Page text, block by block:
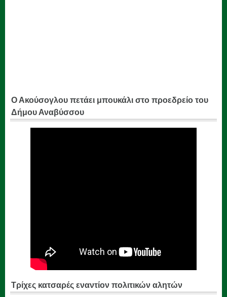
Ο Ακούσογλου πετάει μπουκάλι στο προεδρείο του
Δήμου Αναβύσσου
Τρίχες κατσαρές εναντίον πολιτικών αλητών